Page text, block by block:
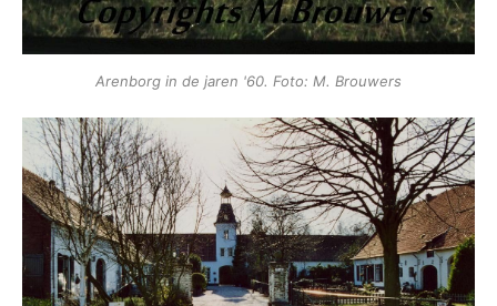
Arenborg in de jaren '60. Foto: M. Brouwers